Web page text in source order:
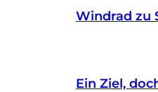
Windrad zu
Ein Ziel,